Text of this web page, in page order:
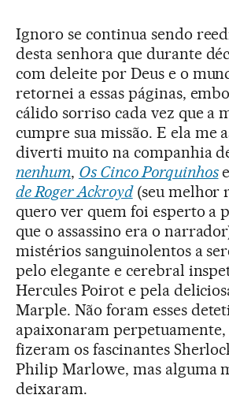
Ignoro se continua sendo
desta senhora que durante
com deleite por Deus e o
retornei a essas páginas,
cálido sorriso cada vez que a
cumpre sua missão. E ela me
diverti muito na companhia
nenhum, Os Cinco Porquinhose
de Roger Ackroyd(seu melhor
quero ver quem foi esperto a
que o assassino era o
mistérios sanguinolentos a
pelo elegante e cerebral
Hercules Poirot e pela
Marple. Não foram esses
apaixonaram
fizeram os fascinantes
Philip Marlowe, mas alguma
deixaram.